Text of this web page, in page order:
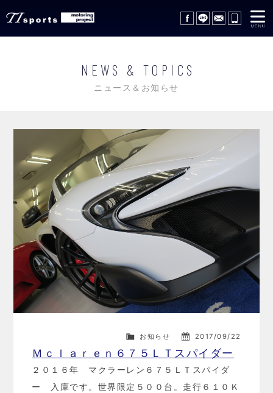
ギャラリー
会社概要
NEWS & TOPICS
ニュース＆お知らせ
2017/09/22
お知らせ
Ｍｃｌａｒｅｎ６７５ＬＴスパイダー
２０１６年 マクラーレン６７５ＬＴスパイダ
ー 入庫です。世界限定５００台。走行６１０Ｋ